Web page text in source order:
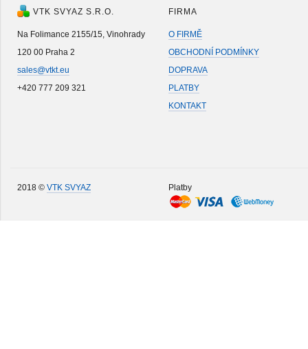
VTK SVYAZ S.R.O.
Na Folimance 2155/15, Vinohrady
120 00 Praha 2
sales@vtkt.eu
+420 777 209 321
FIRMA
O FIRMĚ
OBCHODNÍ PODMÍNKY
DOPRAVA
PLATBY
KONTAKT
2018 © VTK SVYAZ Platby